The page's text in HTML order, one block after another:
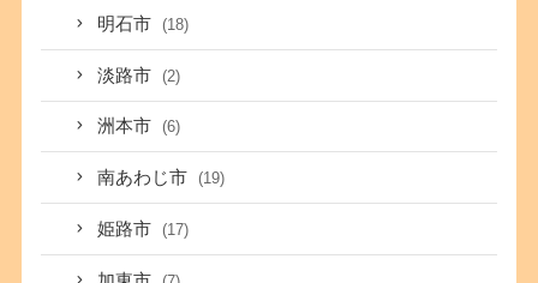
明石市 (18)
淡路市 (2)
洲本市 (6)
南あわじ市 (19)
姫路市 (17)